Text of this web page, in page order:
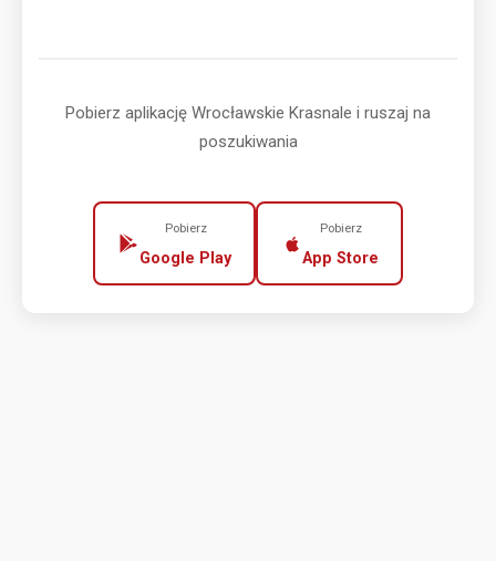
Pobierz aplikację Wrocławskie Krasnale i ruszaj na
poszukiwania
Pobierz
Google Play
Pobierz
App Store